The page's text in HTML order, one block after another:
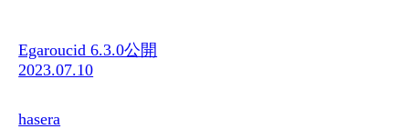
Egaroucid 6.3.0公開
2023.07.10
hasera